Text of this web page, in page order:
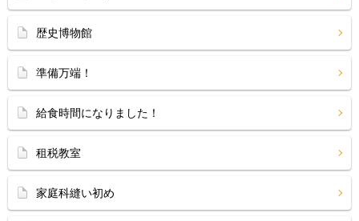
歴史博物館
準備万端！
給食時間になりました！
租税教室
家庭科縫い初め